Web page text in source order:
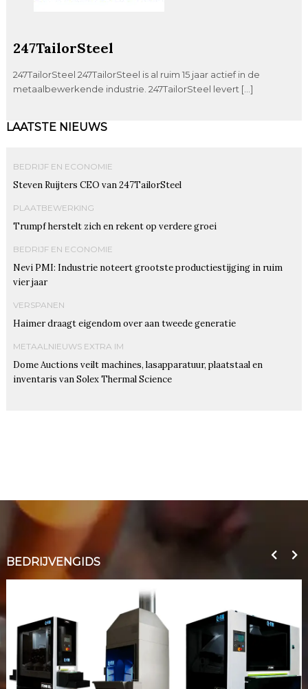
247TailorSteel
247TailorSteel 247TailorSteel is al ruim 15 jaar actief in de
metaalbewerkende industrie. 247TailorSteel levert […]
LAATSTE NIEUWS
BEDRIJF EN ECONOMIE
Steven Ruijters CEO van 247TailorSteel
PLAATBEWERKING
Trumpf herstelt zich en rekent op verdere groei
BEDRIJF EN ECONOMIE
Nevi PMI: Industrie noteert grootste productiestijging in ruim
vier jaar
VERSPANEN
Haimer draagt eigendom over aan tweede generatie
METAALNIEUWS EXTRA IM
Dome Auctions veilt machines, lasapparatuur, plaatstaal en
inventaris van Solex Thermal Science
BEDRIJVENGIDS